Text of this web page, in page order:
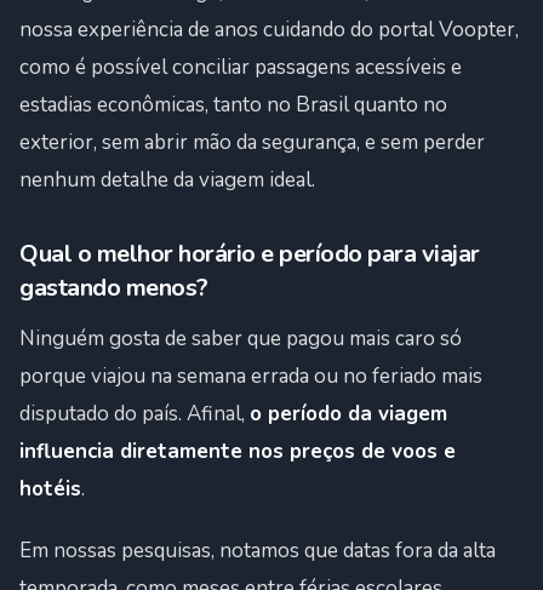
nossa experiência de anos cuidando do portal Voopter,
como é possível conciliar passagens acessíveis e
estadias econômicas, tanto no Brasil quanto no
exterior, sem abrir mão da segurança, e sem perder
nenhum detalhe da viagem ideal.
Qual o melhor horário e período para viajar
gastando menos?
Ninguém gosta de saber que pagou mais caro só
porque viajou na semana errada ou no feriado mais
disputado do país. Afinal, o período da viagem
influencia diretamente nos preços de voos e
hotéis.
Em nossas pesquisas, notamos que datas fora da alta